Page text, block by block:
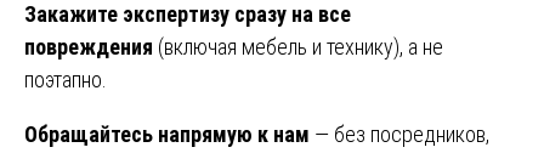
Закажите экспертизу сразу на все
повреждения (включая мебель и технику), а не
поэтапно.
Обращайтесь напрямую к нам — без посредников,